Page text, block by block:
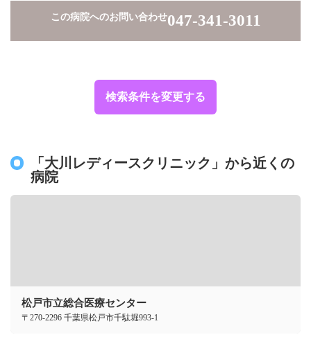
検索条件を変更する
この病院へのお問い合わせ047-341-3011
「大川レディースクリニック」から近くの
病院
松戸市立総合医療センター
〒270-2296 千葉県松戸市千駄堀993-1